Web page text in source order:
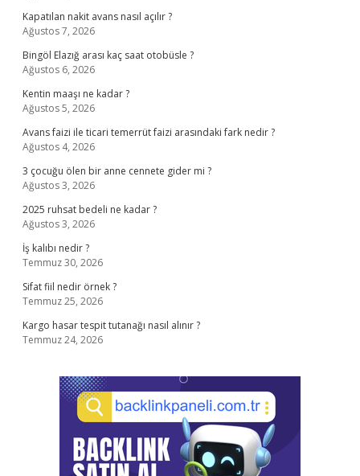
Kapatılan nakit avans nasıl açılır ?
Ağustos 7, 2026
Bingöl Elazığ arası kaç saat otobüsle ?
Ağustos 6, 2026
Kentin maaşı ne kadar ?
Ağustos 5, 2026
Avans faizi ile ticari temerrüt faizi arasındaki fark nedir ?
Ağustos 4, 2026
3 çocuğu ölen bir anne cennete gider mi ?
Ağustos 3, 2026
2025 ruhsat bedeli ne kadar ?
Ağustos 3, 2026
İş kalıbı nedir ?
Temmuz 30, 2026
Sifat fiil nedir örnek ?
Temmuz 25, 2026
Kargo hasar tespit tutanağı nasıl alınır ?
Temmuz 24, 2026